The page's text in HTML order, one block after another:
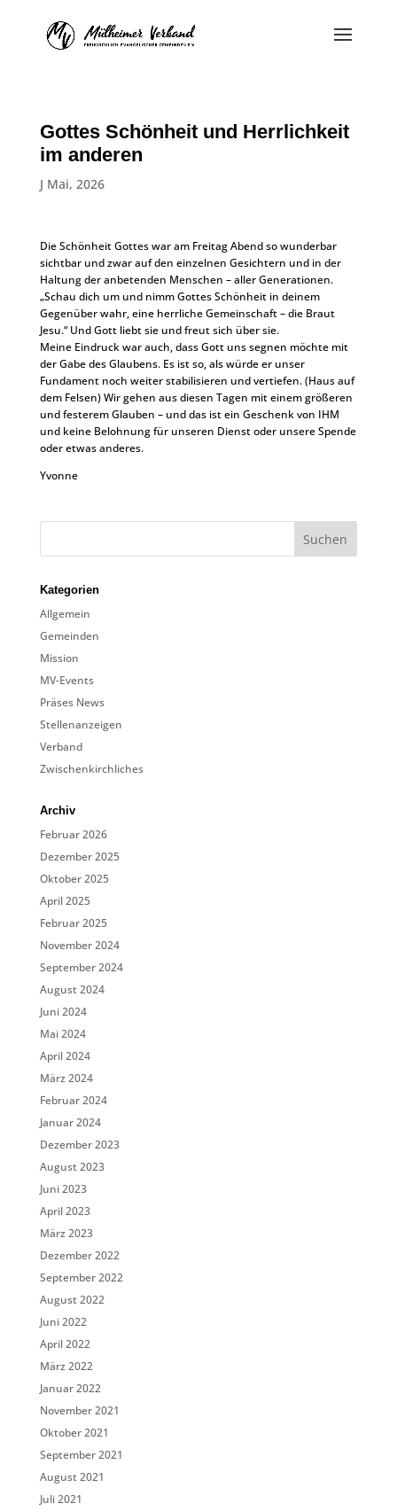
Gottes Schönheit und Herrlichkeit
im anderen
J Mai, 2026
Die Schönheit Gottes war am Freitag Abend so wunderbar
sichtbar und zwar auf den einzelnen Gesichtern und in der
Haltung der anbetenden Menschen – aller Generationen.
„Schau dich um und nimm Gottes Schönheit in deinem
Gegenüber wahr, eine herrliche Gemeinschaft – die Braut
Jesu.“ Und Gott liebt sie und freut sich über sie.
Meine Eindruck war auch, dass Gott uns segnen möchte mit
der Gabe des Glaubens. Es ist so, als würde er unser
Fundament noch weiter stabilisieren und vertiefen. (Haus auf
dem Felsen) Wir gehen aus diesen Tagen mit einem größeren
und festerem Glauben – und das ist ein Geschenk von IHM
und keine Belohnung für unseren Dienst oder unsere Spende
oder etwas anderes.
Yvonne
Kategorien
Allgemein
Gemeinden
Mission
MV-Events
Präses News
Stellenanzeigen
Verband
Zwischenkirchliches
Archiv
Februar 2026
Dezember 2025
Oktober 2025
April 2025
Februar 2025
November 2024
September 2024
August 2024
Juni 2024
Mai 2024
April 2024
März 2024
Februar 2024
Januar 2024
Dezember 2023
August 2023
Juni 2023
April 2023
März 2023
Dezember 2022
September 2022
August 2022
Juni 2022
April 2022
März 2022
Januar 2022
November 2021
Oktober 2021
September 2021
August 2021
Juli 2021